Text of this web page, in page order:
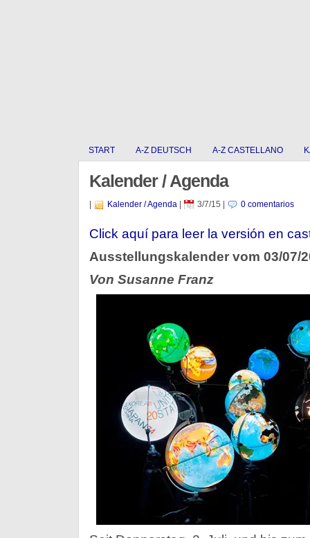
START A-Z DEUTSCH A-Z CASTELLANO
Kalender / Agenda
Kalender / Agenda| 3/7/15 0 comentarios
Click aquí­ para leer la versión en
Ausstellungskalender vom 03/07/
Von Susanne Franz